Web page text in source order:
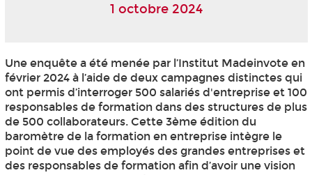
1 octobre 2024
Une enquête a été menée par l’Institut Madeinvote en
février 2024 à l’aide de deux campagnes distinctes qui
ont permis d’interroger 500 salariés d'entreprise et 100
responsables de formation dans des structures de plus
de 500 collaborateurs. Cette 3ème édition du
baromètre de la formation en entreprise intègre le
point de vue des employés des grandes entreprises et
des responsables de formation afin d’avoir une vision